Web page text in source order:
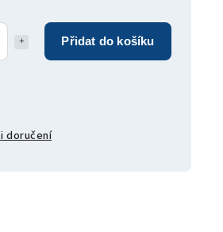
Přidat do košíku
doručení